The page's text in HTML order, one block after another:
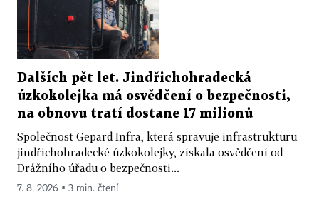
Dalších pět let. Jindřichohradecká
úzkokolejka má osvědčení o bezpečnosti,
na obnovu tratí dostane 17 milionů
Společnost Gepard Infra, která spravuje infrastrukturu
jindřichohradecké úzkokolejky, získala osvědčení od
Drážního úřadu o bezpečnosti...
7. 8. 2026 ▪ 3 min. čtení